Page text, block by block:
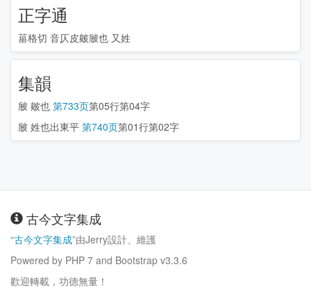
正字通
菑格切 音仄皮皴㿭也 又姓
集韻
㿭 皴也 第733页第05行第04字
㿭 姓也出東平 第740页第01行第02字
古今文字集成
“古今文字集成”由Jerry設計、維護
Powered by PHP 7 and Bootstrap v3.3.6
歡迎轉載，功德無量！